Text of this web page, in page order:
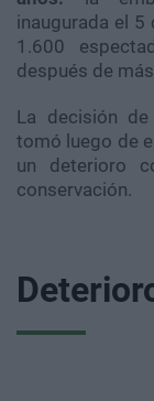
inaugurada el
1.600
después de
La decisión
tomó luego de
un deterioro
conservación.